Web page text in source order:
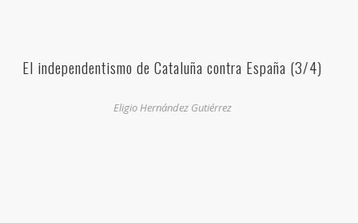
El independentismo de Cataluña contra España (3/4)
Eligio Hernández Gutiérrez